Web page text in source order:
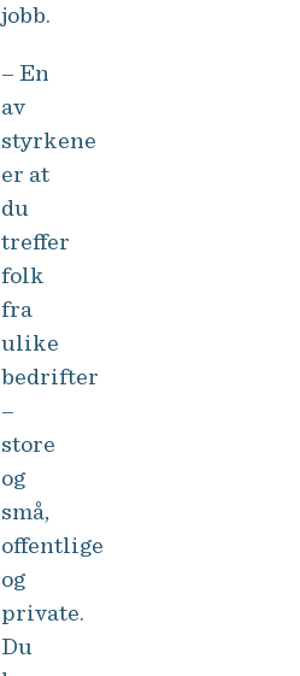
jobb.
– En
av
styrkene
er at
du
treffer
folk
fra
ulike
bedrifter
–
store
og
små,
offentlige
og
private.
Du